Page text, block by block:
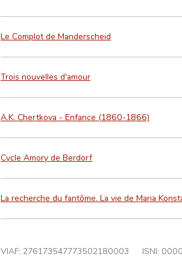
Le Complot de Manderscheid
Trois nouvelles d'amour
A.K. Chertkova - Enfance (1860-1866)
Cycle Amory de Berdorf
La recherche du fantôme. La vie de Maria
VIAF: 276173547773502180003 ISNI: